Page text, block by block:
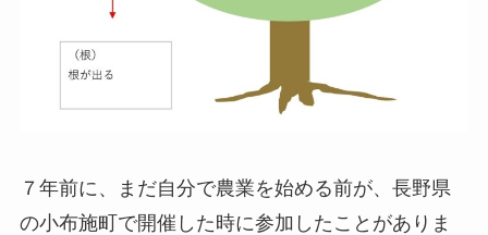
７年前に、まだ自分で農業を始める前が、長野県
の小布施町で開催した時に参加したことがありま